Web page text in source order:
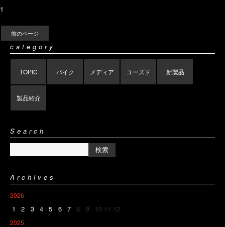
1
前のページ
category
TOPIC バイク メディア ユーズド 新製品
製品紹介
Search
Archives
2026
1 2 3 4 5 6 7 8 9 10 11 12
2025